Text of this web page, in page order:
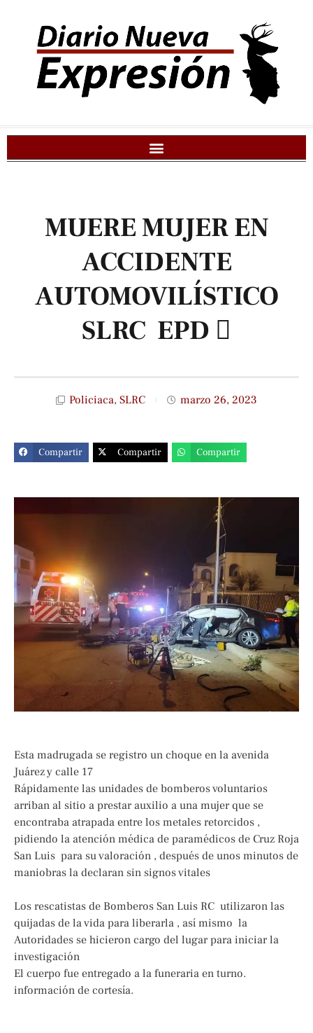
MUERE MUJER EN
ACCIDENTE
AUTOMOVILÍSTICO
SLRC EPD ️
Policiaca, SLRC marzo 26, 2023
Compartir Compartir Compartir
Esta madrugada se registro un choque en la avenida
Juárez y calle 17
Rápidamente las unidades de bomberos voluntarios
arriban al sitio a prestar auxilio a una mujer que se
encontraba atrapada entre los metales retorcidos ,
pidiendo la atención médica de paramédicos de Cruz Roja
San Luis para su valoración , después de unos minutos de
maniobras la declaran sin signos vitales
Los rescatistas de Bomberos San Luis RC utilizaron las
quijadas de la vida para liberarla , así mismo la
Autoridades se hicieron cargo del lugar para iniciar la
investigación
El cuerpo fue entregado a la funeraria en turno.
información de cortesía.